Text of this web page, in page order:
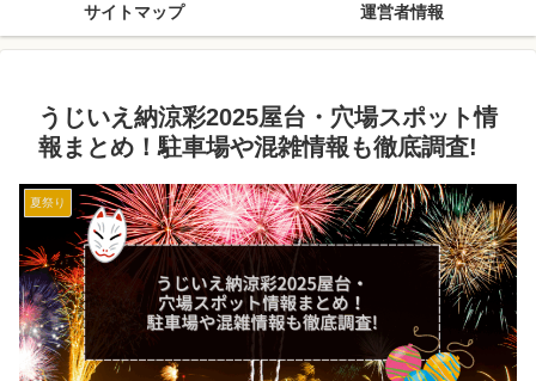
サイトマップ 運営者情報
うじいえ納涼彩2025屋台・穴場スポット情
報まとめ！駐車場や混雑情報も徹底調査!
夏祭り